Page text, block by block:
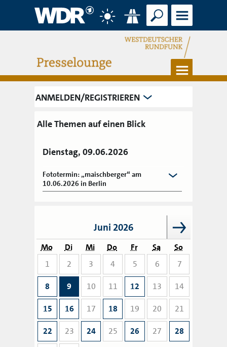
Verkehr
Suche Menü
Menü
ANMELDEN/REGISTRIEREN
Alle Themen auf einen Blick
Dienstag, 09.06.2026
Fototermin: „maischberger“ am
10.06.2026 in Berlin
Juni 2026
Mo Di Mi Do Fr Sa
So
1
2 3 4 5 6 7
8 9 10 11 12 13 14
15 16 17 18 19 20 21
22 23 24 25 26 27 28